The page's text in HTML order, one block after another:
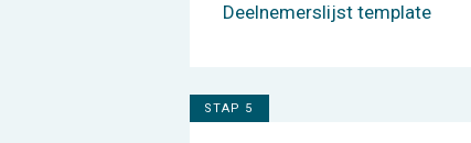
Deelnemerslijst template
STAP 5